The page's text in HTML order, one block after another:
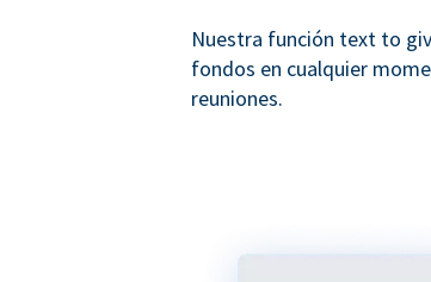
Nuestra función text to
fondos en cualquier
reuniones.